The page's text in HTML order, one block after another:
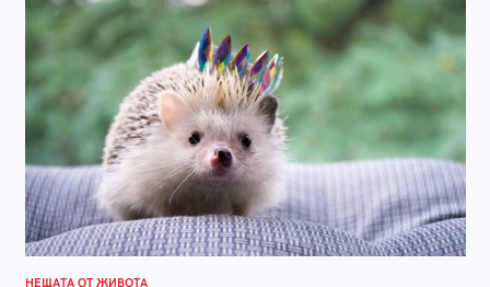
НЕЩАТА ОТ ЖИВОТА